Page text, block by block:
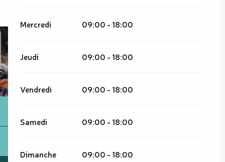
Mercredi 09:00 - 18:00
Jeudi 09:00 - 18:00
Vendredi 09:00 - 18:00
Samedi 09:00 - 18:00
Dimanche 09:00 - 18:00